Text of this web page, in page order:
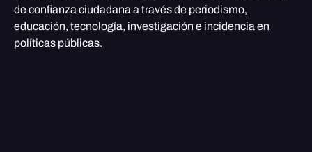
de confianza ciudadana a través de periodismo,
educación, tecnología, investigación e incidencia en
políticas públicas.